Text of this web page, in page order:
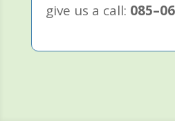
give us a call: